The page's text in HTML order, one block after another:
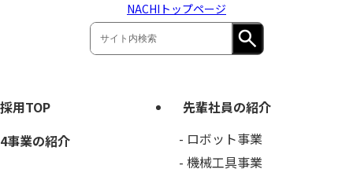
NACHIトップページ
採用TOP
4事業の紹介
先輩社員の紹介
ロボット事業
機械工具事業